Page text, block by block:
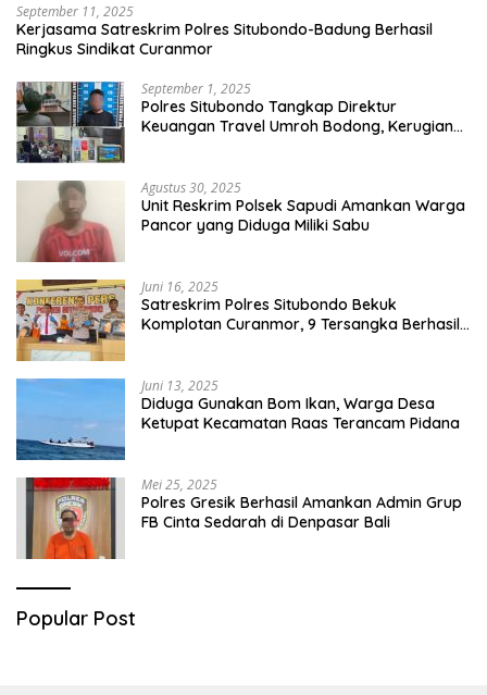
September 11, 2025
Kerjasama Satreskrim Polres Situbondo-Badung Berhasil
Ringkus Sindikat Curanmor
September 1, 2025
Polres Situbondo Tangkap Direktur
Keuangan Travel Umroh Bodong, Kerugian
Agustus 30, 2025
Unit Reskrim Polsek Sapudi Amankan Warga
Pancor yang Diduga Miliki Sabu
Juni 16, 2025
Satreskrim Polres Situbondo Bekuk
Komplotan Curanmor, 9 Tersangka Berhasil
Juni 13, 2025
Diduga Gunakan Bom Ikan, Warga Desa
Ketupat Kecamatan Raas Terancam Pidana
Mei 25, 2025
Polres Gresik Berhasil Amankan Admin Grup
FB Cinta Sedarah di Denpasar Bali
Popular Post